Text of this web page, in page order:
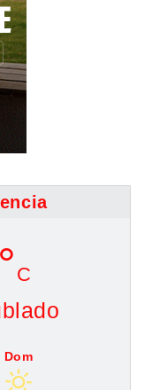
C
Dom